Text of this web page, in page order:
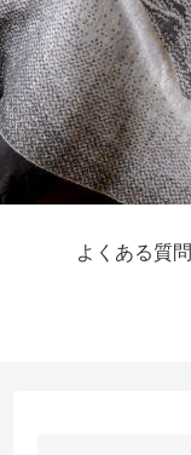
よくある質問